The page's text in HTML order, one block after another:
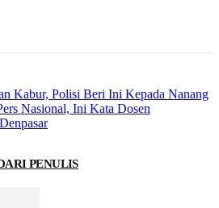
Kabur, Polisi Beri Ini Kepada Nanang
Nasional, Ini Kata Dosen
PENULIS